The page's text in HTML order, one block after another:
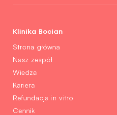
Klinika Bocian
Strona główna
Nasz zespół
Wiedza
Kariera
Refundacja in vitro
Cennik